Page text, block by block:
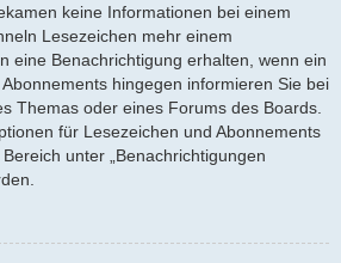
keine Informationen bei einem
Lesezeichen mehr einem
eine Benachrichtigung erhalten, wenn ein
hingegen informieren Sie bei
Themas oder eines Forums des Boards.
für Lesezeichen und Abonnements
unter „Benachrichtigungen